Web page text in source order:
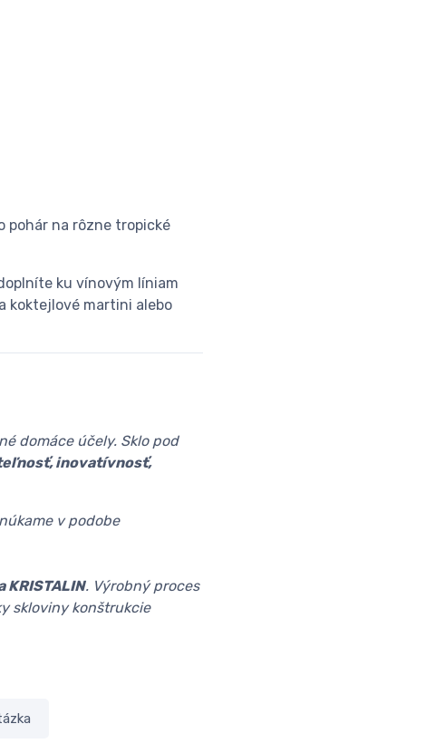
pohár na rôzne tropické
ku vínovým líniam
koktejlové martini alebo
domáce účely. Sklo pod
inovatívnosť,
v podobe
. Výrobný proces
skloviny konštrukcie